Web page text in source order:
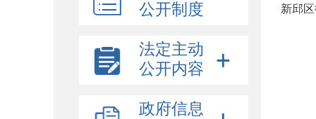
公开制度
法定主动
公开内容
政府信息
新邱